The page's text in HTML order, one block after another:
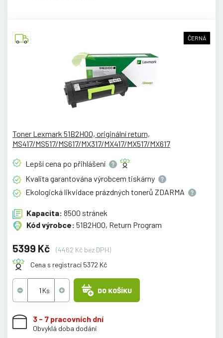
ČERNÁ
Toner Lexmark 51B2H00, originální return,
MS417/MS517/MS617/MX317/MX417/MX517/MX617
Lepší cena po přihlášení
Kvalita garantována výrobcem tiskárny
Ekologická likvidace prázdných tonerů ZDARMA
Kapacita: 8500 stránek
Kód výrobce: 51B2H00, Return Program
5399 Kč
(4462 Kč bez DPH)
Cena s registrací 5372 Kč
DO KOŠÍKU
3 - 7 pracovních dní
Obvyklá doba dodání